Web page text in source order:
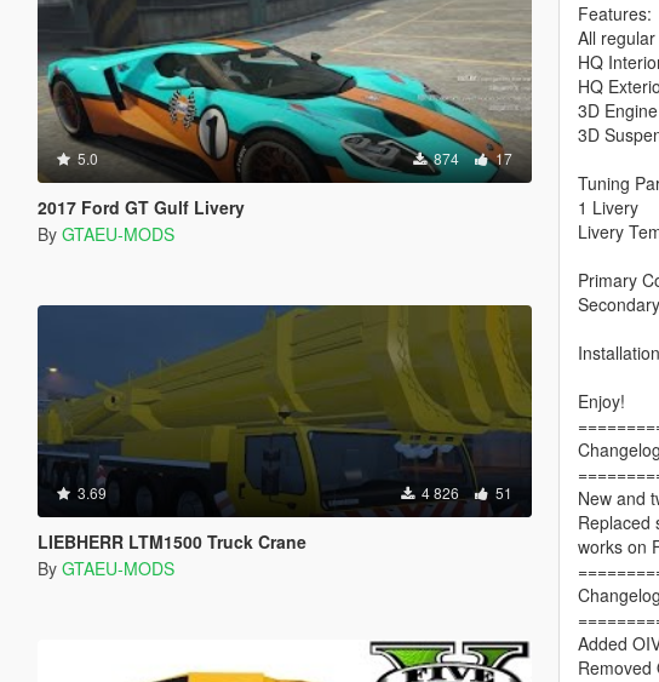
5.0 874 17
2017 Ford GT Gulf Livery
By GTAEU-MODS
3.69 4 826 51
LIEBHERR LTM1500 Truck Crane
By GTAEU-MODS
Features:
All
HQ
HQ
3D Engine
3D
Tuning
1 Livery
Livery
Primary
Enjoy!
New and
Replaced
works on
Added
Removed